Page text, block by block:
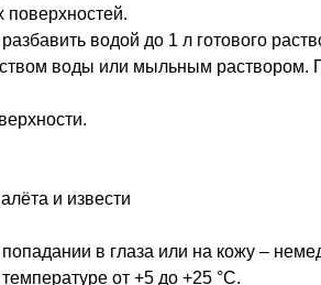
водой до 1 л готового
воды или мыльным раствором.
и извести
в глаза или на кожу –
от +5 до +25 °C.